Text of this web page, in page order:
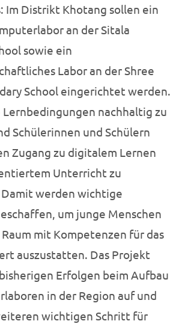
Im Distrikt Khotang sollen ein
an der Sitala
sowie ein
Labor an der Shree
School eingerichtet werden.
Lernbedingungen nachhaltig zu
Schülerinnen und Schülern
Zugang zu digitalem Lernen
Unterricht zu
werden wichtige
um junge Menschen
mit Kompetenzen für das
auszustatten. Das Projekt
Erfolgen beim Aufbau
in der Region auf und
wichtigen Schritt für